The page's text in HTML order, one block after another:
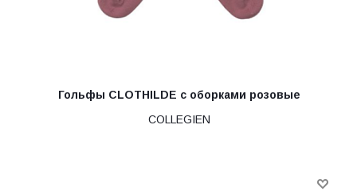
Гольфы CLOTHILDE с оборками розовые
COLLEGIEN